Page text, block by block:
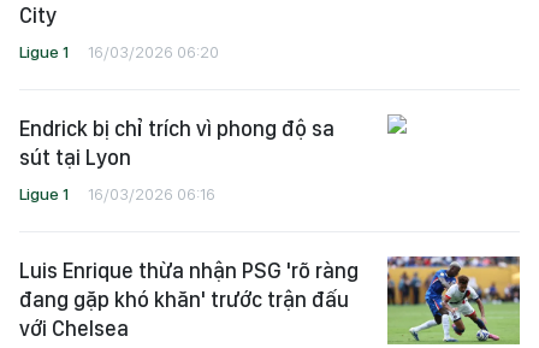
City
Ligue 1 16/03/2026 06:20
Endrick bị chỉ trích vì phong độ sa
sút tại Lyon
Ligue 1 16/03/2026 06:16
Luis Enrique thừa nhận PSG 'rõ ràng
đang gặp khó khăn' trước trận đấu
với Chelsea